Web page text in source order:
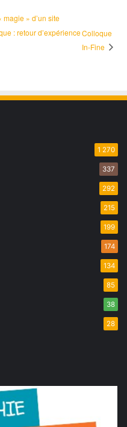
» d’un site
: retour d’expérienceColloque
In-Fine
1 270
337
292
215
199
174
134
85
38
28